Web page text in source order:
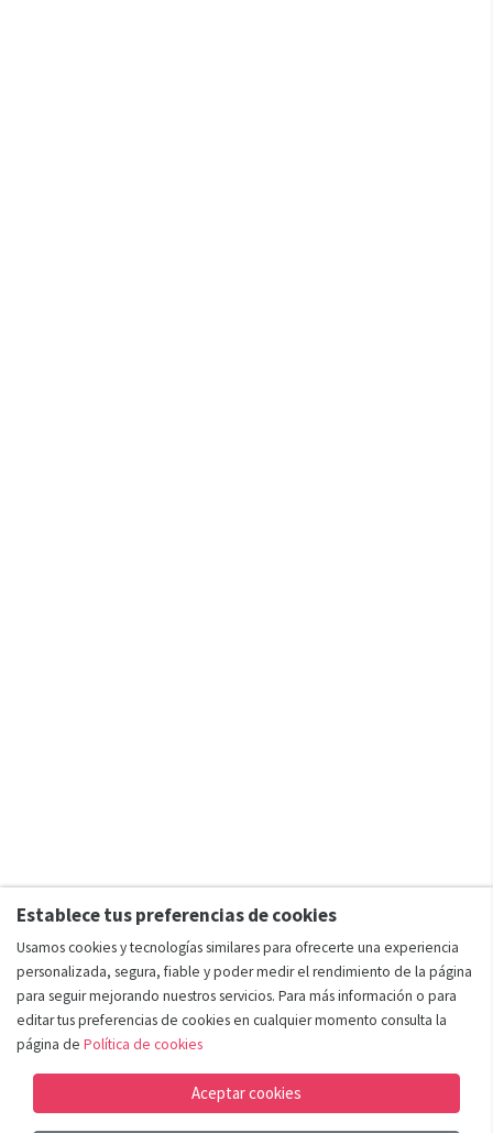
Establece tus preferencias de cookies
Usamos cookies y tecnologías similares para ofrecerte una experiencia
personalizada, segura, fiable y poder medir el rendimiento de la página
para seguir mejorando nuestros servicios. Para más información o para
editar tus preferencias de cookies en cualquier momento consulta la
página de Política de cookies
Aceptar cookies